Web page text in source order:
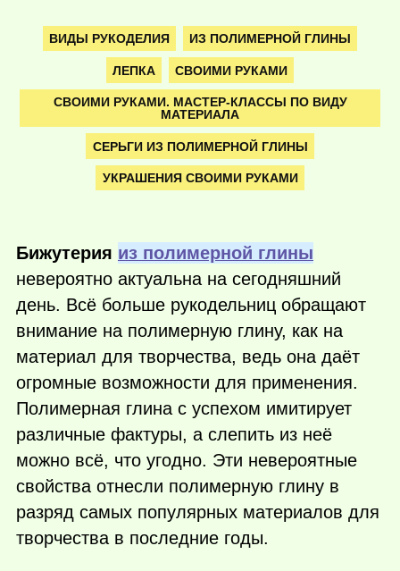
ВИДЫ РУКОДЕЛИЯ ИЗ ПОЛИМЕРНОЙ ГЛИНЫ
ЛЕПКА СВОИМИ РУКАМИ
СВОИМИ РУКАМИ. МАСТЕР-КЛАССЫ ПО ВИДУ
МАТЕРИАЛА
СЕРЬГИ ИЗ ПОЛИМЕРНОЙ ГЛИНЫ
УКРАШЕНИЯ СВОИМИ РУКАМИ
Бижутерия из полимерной глины
невероятно актуальна на сегодняшний
день. Всё больше рукодельниц обращают
внимание на полимерную глину, как на
материал для творчества, ведь она даёт
огромные возможности для применения.
Полимерная глина с успехом имитирует
различные фактуры, а слепить из неё
можно всё, что угодно. Эти невероятные
свойства отнесли полимерную глину в
разряд самых популярных материалов для
творчества в последние годы.